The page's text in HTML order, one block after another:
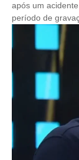
após um
período de